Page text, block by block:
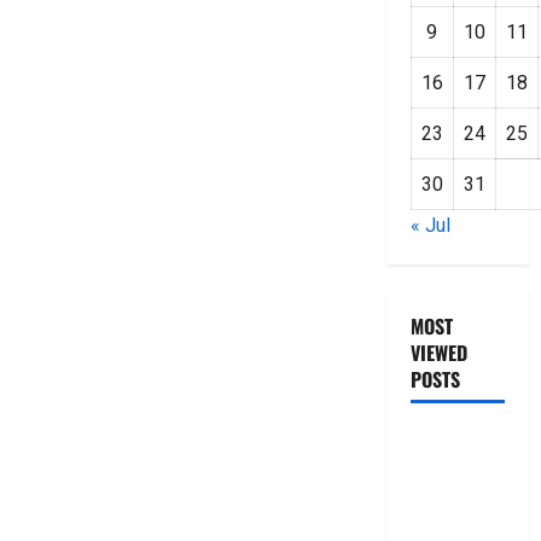
9 10 11
16 17 18
23 24 25
30
31
« Jul
MOST
VIEWED
POSTS